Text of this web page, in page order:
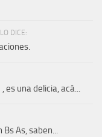
DICE:
es una delicia, acá...
As, saben...